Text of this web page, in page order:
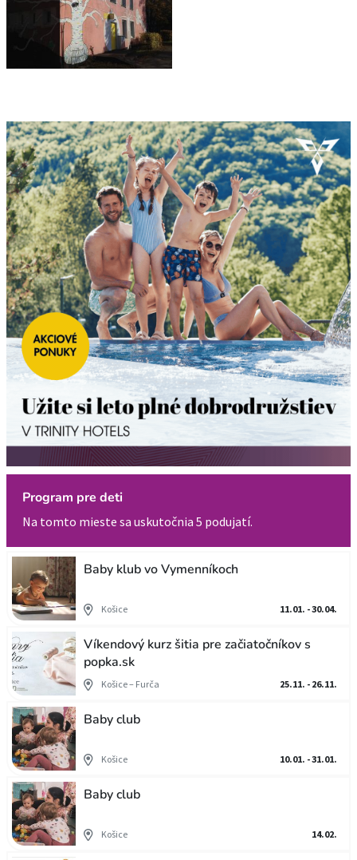
Program pre deti
Na tomto mieste sa uskutočnia 5 podujatí.
Baby klub vo Vymenníkoch
Košice 11.01. - 30.04.
Víkendový kurz šitia pre začiatočníkov s
popka.sk
Košice – Furča 25.11. - 26.11.
Baby club
Košice 10.01. - 31.01.
Baby club
Košice 14.02.